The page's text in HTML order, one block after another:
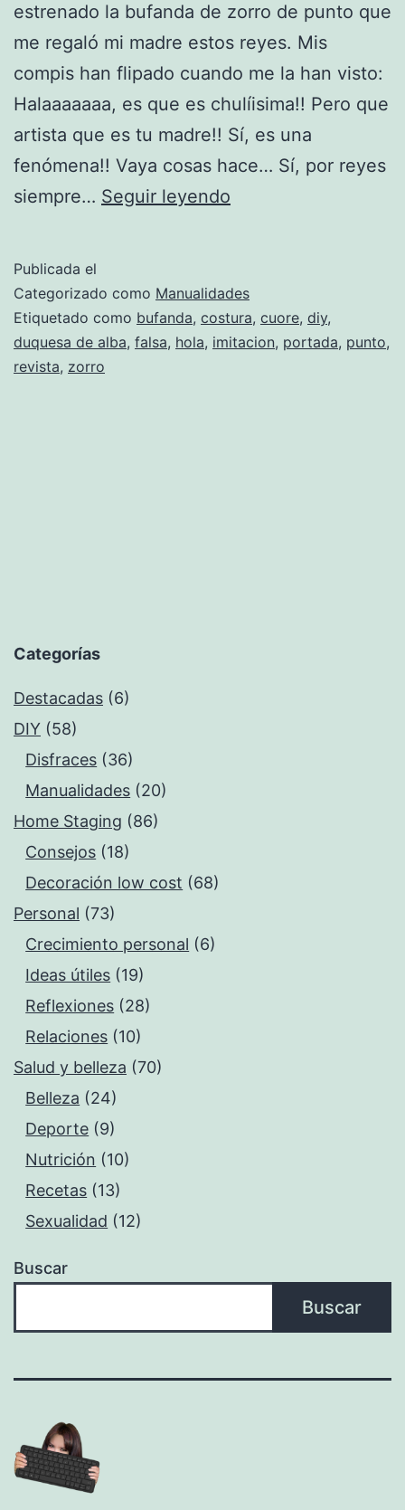
estrenado la bufanda de zorro de punto que
me regaló mi madre estos reyes. Mis
compis han flipado cuando me la han visto:
Halaaaaaaa, es que es chulíisima!! Pero que
artista que es tu madre!! Sí, es una
fenómena!! Vaya cosas hace… Sí, por reyes
siempre… Seguir leyendo
Publicada el
Categorizado como Manualidades
Etiquetado como bufanda, costura, cuore, diy,
duquesa de alba, falsa, hola, imitacion, portada, punto,
revista, zorro
Categorías
Destacadas (6)
DIY (58)
Disfraces (36)
Manualidades (20)
Home Staging (86)
Consejos (18)
Decoración low cost (68)
Personal (73)
Crecimiento personal (6)
Ideas útiles (19)
Reflexiones (28)
Relaciones (10)
Salud y belleza (70)
Belleza (24)
Deporte (9)
Nutrición (10)
Recetas (13)
Sexualidad (12)
Buscar
Buscar